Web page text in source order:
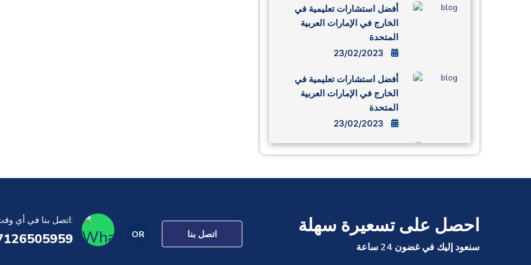
أفضل استشارات تعليمية في
الخارج في الإمارات العربية
المتحدة
23/02/2023
أفضل استشارات تعليمية في
الخارج في الإمارات العربية
المتحدة
23/02/2023
أفضل استشارات تعليمية في
المتحدة
أفضل استشارات تعليمية في
الخارج في الإمارات العربية
المتحدة
احصل على تسعيرة سهلة
سنعود إليك في غضون 24 ساعة
اتصل بنا في أي وقت:
OR اتصل بنا